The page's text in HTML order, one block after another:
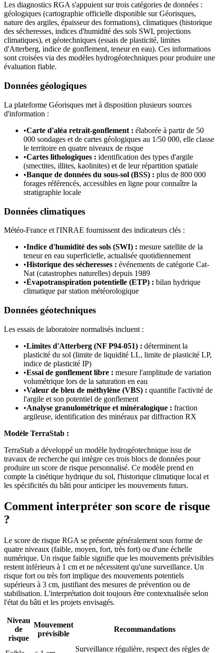
Les diagnostics RGA s'appuient sur trois catégories de données :
géologiques (cartographie officielle disponible sur Géorisques,
nature des argiles, épaisseur des formations), climatiques (historique
des sécheresses, indices d'humidité des sols SWI, projections
climatiques), et géotechniques (essais de plasticité, limites
d'Atterberg, indice de gonflement, teneur en eau). Ces informations
sont croisées via des modèles hydrogéotechniques pour produire une
évaluation fiable.
Données géologiques
La plateforme Géorisques met à disposition plusieurs sources
d'information :
•Carte d'aléa retrait-gonflement : élaborée à partir de 50
000 sondages et de cartes géologiques au 1/50 000, elle classe
le territoire en quatre niveaux de risque
•Cartes lithologiques : identification des types d'argile
(smectites, illites, kaolinites) et de leur répartition spatiale
•Banque de données du sous-sol (BSS) : plus de 800 000
forages référencés, accessibles en ligne pour connaître la
stratigraphie locale
Données climatiques
Météo-France et l'INRAE fournissent des indicateurs clés :
•Indice d'humidité des sols (SWI) : mesure satellite de la
teneur en eau superficielle, actualisée quotidiennement
•Historique des sécheresses : événements de catégorie Cat-
Nat (catastrophes naturelles) depuis 1989
•Évapotranspiration potentielle (ETP) : bilan hydrique
climatique par station météorologique
Données géotechniques
Les essais de laboratoire normalisés incluent :
•Limites d'Atterberg (NF P94-051) : déterminent la
plasticité du sol (limite de liquidité LL, limite de plasticité LP,
indice de plasticité IP)
•Essai de gonflement libre : mesure l'amplitude de variation
volumétrique lors de la saturation en eau
•Valeur de bleu de méthylène (VBS) : quantifie l'activité de
l'argile et son potentiel de gonflement
•Analyse granulométrique et minéralogique : fraction
argileuse, identification des minéraux par diffraction RX
Modèle TerraStab :
TerraStab a développé un modèle hydrogéotechnique issu de
travaux de recherche qui intègre ces trois blocs de données pour
produire un score de risque personnalisé. Ce modèle prend en
compte la cinétique hydrique du sol, l'historique climatique local et
les spécificités du bâti pour anticiper les mouvements futurs.
Comment interpréter son score de risque
?
Le score de risque RGA se présente généralement sous forme de
quatre niveaux (faible, moyen, fort, très fort) ou d'une échelle
numérique. Un risque faible signifie que les mouvements prévisibles
restent inférieurs à 1 cm et ne nécessitent qu'une surveillance. Un
risque fort ou très fort implique des mouvements potentiels
supérieurs à 3 cm, justifiant des mesures de prévention ou de
stabilisation. L'interprétation doit toujours être contextualisée selon
l'état du bâti et les projets envisagés.
Niveau
de
risque
Mouvement
prévisible
Recommandations
Surveillance régulière, respect des règles de